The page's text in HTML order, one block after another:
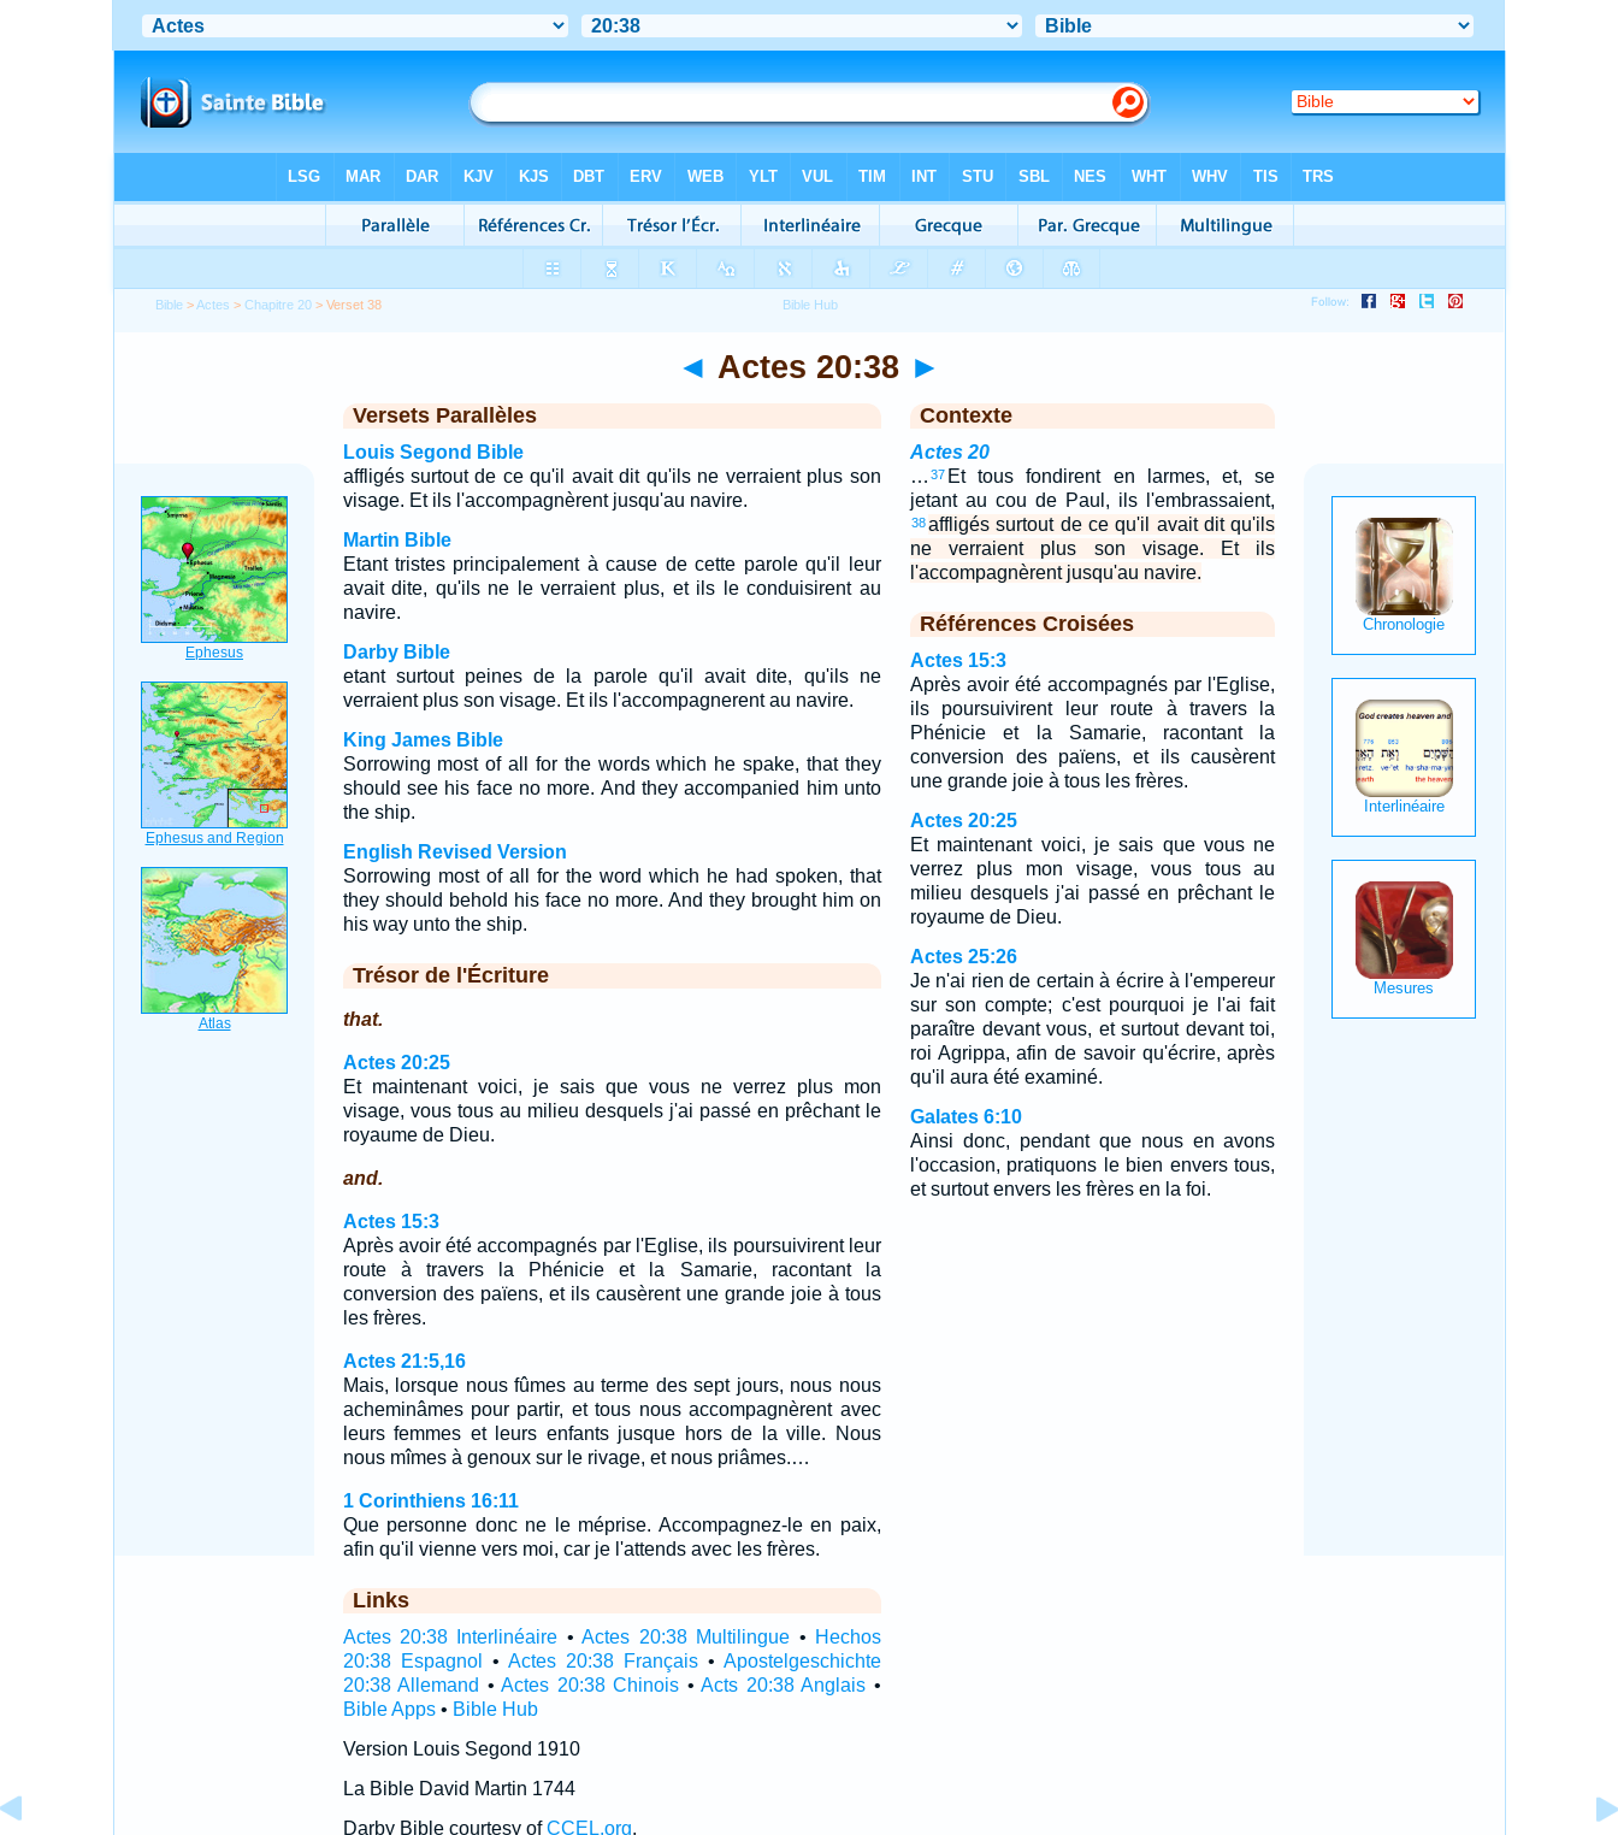
Bible >Actes >Chapitre 20 > Verset 38
◄ Actes 20:38 ►
Versets Parallèles
Louis Segond Bible
affligés surtout de ce qu'il avait dit qu'ils ne verraient plus son
visage. Et ils l'accompagnèrent jusqu'au navire.
Martin Bible
Etant tristes principalement à cause de cette parole qu'il leur
avait dite, qu'ils ne le verraient plus, et ils le conduisirent au
navire.
Darby Bible
etant surtout peines de la parole qu'il avait dite, qu'ils ne
verraient plus son visage. Et ils l'accompagnerent au navire.
King James Bible
Sorrowing most of all for the words which he spake, that they
should see his face no more. And they accompanied him unto
the ship.
English Revised Version
Sorrowing most of all for the word which he had spoken, that
they should behold his face no more. And they brought him on
his way unto the ship.
Trésor de l'Écriture
that.
Actes 20:25
Et maintenant voici, je sais que vous ne verrez plus mon
visage, vous tous au milieu desquels j'ai passé en prêchant le
royaume de Dieu.
and.
Actes 15:3
Après avoir été accompagnés par l'Eglise, ils poursuivirent leur
route à travers la Phénicie et la Samarie, racontant la
conversion des païens, et ils causèrent une grande joie à tous
les frères.
Actes 21:5,16
Mais, lorsque nous fûmes au terme des sept jours, nous nous
acheminâmes pour partir, et tous nous accompagnèrent avec
leurs femmes et leurs enfants jusque hors de la ville. Nous
nous mîmes à genoux sur le rivage, et nous priâmes.…
1 Corinthiens 16:11
Que personne donc ne le méprise. Accompagnez-le en paix,
afin qu'il vienne vers moi, car je l'attends avec les frères.
Links
Actes 20:38 Interlinéaire •Actes 20:38 Multilingue • Hechos
20:38 Espagnol
• Actes 20:38 Français• Apostelgeschichte
20:38 Allemand •Actes 20:38 Chinois •Acts 20:38 Anglais •
Bible Apps• Bible Hub
Version Louis Segond 1910
La Bible David Martin 1744
Darby Bible courtesy ofCCEL.org.
Contexte
Actes 20
… 37 Et tous fondirent en larmes, et, se
jetant au cou de Paul, ils l'embrassaient,
38affligés surtout de ce qu'il avait dit qu'ils
ne verraient plus son visage. Et ils
l'accompagnèrent jusqu'au navire.
Références Croisées
Actes 15:3
Après avoir été accompagnés par l'Eglise,
ils poursuivirent leur route à travers la
Phénicie et la Samarie, racontant la
conversion des païens, et ils causèrent
une grande joie à tous les frères.
Actes 20:25
Et maintenant voici, je sais que vous ne
verrez plus mon visage, vous tous au
milieu desquels j'ai passé en prêchant le
royaume de Dieu.
Actes 25:26
Je n'ai rien de certain à écrire à l'empereur
sur son compte; c'est pourquoi je l'ai fait
paraître devant vous, et surtout devant toi,
roi Agrippa, afin de savoir qu'écrire, après
qu'il aura été examiné.
Galates 6:10
Ainsi donc, pendant que nous en avons
l'occasion, pratiquons le bien envers tous,
et surtout envers les frères en la foi.